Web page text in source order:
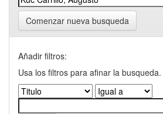
Comenzar nueva busqueda
Añadir filtros:
Usa los filtros para afinar la busqueda.